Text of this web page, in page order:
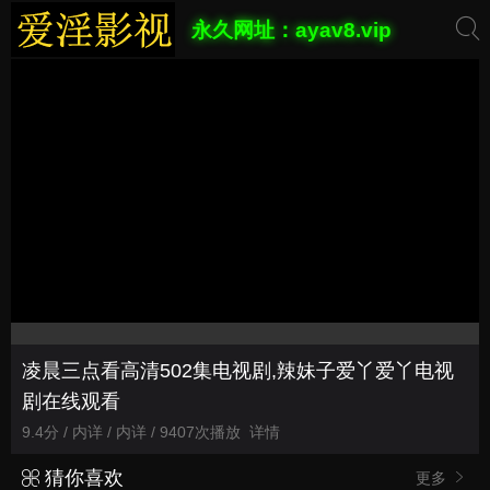
永久网址：ayav8.vip
凌晨三点看高清502集电视剧,辣妹子爱丫爱丫电视
剧在线观看
9.4分 / 内详 / 内详 / 9407次播放 详情
更多
猜你喜欢